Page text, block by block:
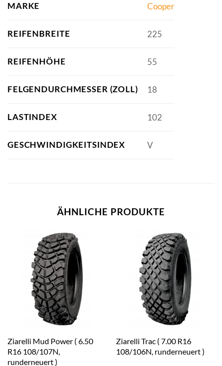
MARKE Cooper
REIFENBREITE 225
REIFENHÖHE 55
FELGENDURCHMESSER (ZOLL) 18
LASTINDEX 102
GESCHWINDIGKEITSINDEX V
ÄHNLICHE PRODUKTE
Ziarelli Mud Power ( 6.50
R16 108/107N,
runderneuert )
Ziarelli Trac ( 7.00 R16
108/106N, runderneuert )